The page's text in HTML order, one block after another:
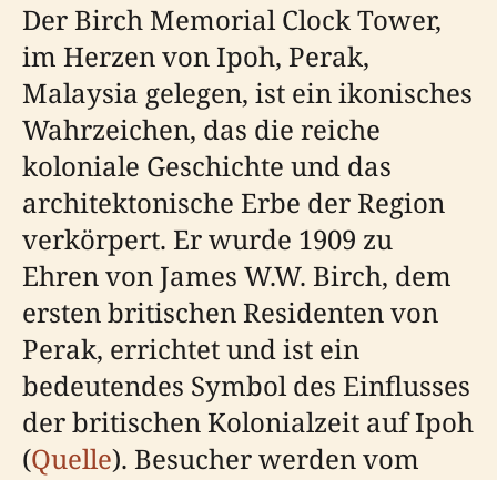
Der Birch Memorial Clock Tower,
im Herzen von Ipoh, Perak,
Malaysia gelegen, ist ein ikonisches
Wahrzeichen, das die reiche
koloniale Geschichte und das
architektonische Erbe der Region
verkörpert. Er wurde 1909 zu
Ehren von James W.W. Birch, dem
ersten britischen Residenten von
Perak, errichtet und ist ein
bedeutendes Symbol des Einflusses
der britischen Kolonialzeit auf Ipoh
(Quelle). Besucher werden vom